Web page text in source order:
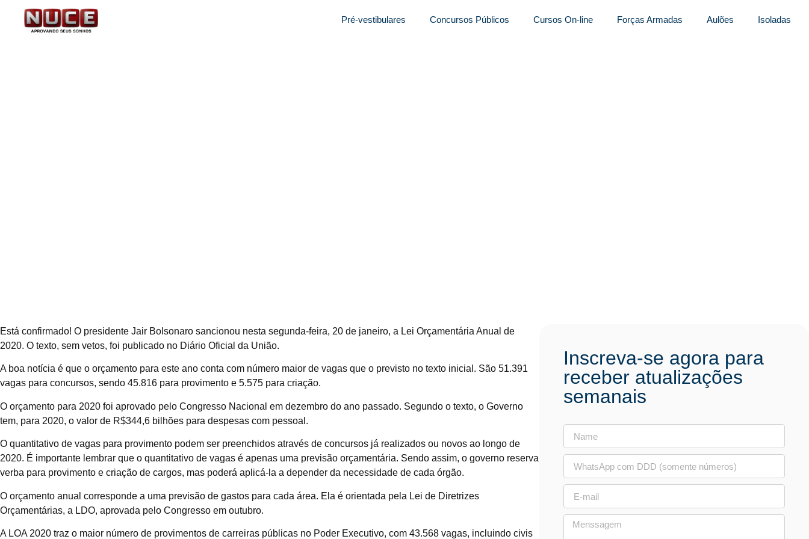
Pré-vestibulares Concursos Públicos Cursos On-line Forças Armadas Aulões Isoladas
Está confirmado! O presidente Jair Bolsonaro sancionou nesta segunda-feira, 20 de janeiro, a Lei Orçamentária Anual de
2020. O texto, sem vetos, foi publicado no Diário Oficial da União.
A boa notícia é que o orçamento para este ano conta com número maior de vagas que o previsto no texto inicial. São 51.391
vagas para concursos, sendo 45.816 para provimento e 5.575 para criação.
O orçamento para 2020 foi aprovado pelo Congresso Nacional em dezembro do ano passado. Segundo o texto, o Governo
tem, para 2020, o valor de R$344,6 bilhões para despesas com pessoal.
O quantitativo de vagas para provimento podem ser preenchidos através de concursos já realizados ou novos ao longo de
2020. É importante lembrar que o quantitativo de vagas é apenas uma previsão orçamentária. Sendo assim, o governo reserva
verba para provimento e criação de cargos, mas poderá aplicá-la a depender da necessidade de cada órgão.
O orçamento anual corresponde a uma previsão de gastos para cada área. Ela é orientada pela Lei de Diretrizes
Orçamentárias, a LDO, aprovada pelo Congresso em outubro.
A LOA 2020 traz o maior número de provimentos de carreiras públicas no Poder Executivo, com 43.568 vagas, incluindo civis
Inscreva-se agora para
receber atualizações
semanais